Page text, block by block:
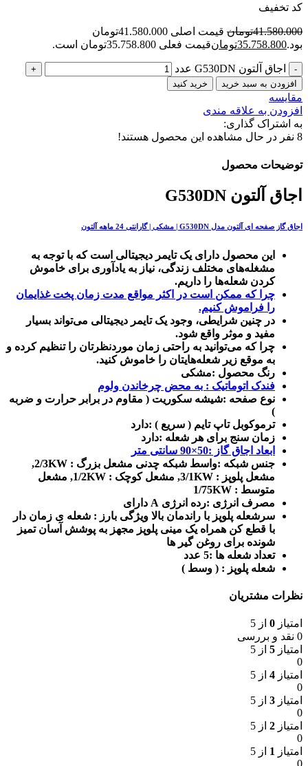
کد تخفیف
41.580.000تومان
قیمت اصلی 41.580.000تومان
بود.35.758.800تومانقیمت فعلی 35.758.800تومان است.
اجاق آلتون G530DN عدد
افزودن به سبد خرید خرید کنید
مقایسه
افزودن به علاقه مندی
به اشتراک گذاری:
8 نفر در حال مشاهده این محصول هستند!
توضیحات محصول
اجاق آلتون G530DN
اجاق گاز صفحه ای آلتون مدل G530DN | مشکی | گارانتی 24 ماهه آلتون
این محصول دارای یک تایمر دیجیتالی است که با توجه به
مشغله‌های مختلف زندگی، نیاز به یادآوری برای خاموش
کردن شعله‌ها را داریم.
چرا که ممکن است در اکثر مواقع مدت زمان پخت غذایمان
را فراموش کنیم.
در چنین شرایطی، وجود یک تایمر دیجیتالی می‌تواند بسیار
مفید و موثر واقع شود.
چرا که می‌توانید به راحتی زمان موردنظرتان را تنظیم کرده و
به موقع زیر شعله‌هایتان را خاموش کنید.
رنگ محصول :مشکی
فندک اتوماتیک : به محض چرخاندن ولوم
نوع صفحه :شیشه سکوریت ( مقاوم در برابر حرارت و ضربه
)
ترموکوبل تاپ تایم ( سریع ) :دارد
زمان سنج برای هر شعله :دارد
ابعاد اجاق گاز :50×90 سانتی متر
جنس شبکه :واسط شبکه چدنی مشعل بزرگ : 2/3KW,
مشعل پلوپز : 3/1KW, مشعل کوچک : 1/2KW, مشعل
متوسط : 1/75KW
مصرف انرژی :رده انرژی A دارای
سرشعله پلوپز با راندمان بالا ویژگی بارز : شعله ی زمان دار
با قطع کن همراه یک مینی پلوپز مجهز به پوشش آسان تمیز
شونده برای روغن گیر ها
تعداد شعله ها :5 عدد
شعله پلوپز : ( وسط )
نظرات مشتریان
امتیاز 0 از 5
0 نقد و بررسی
امتیاز 5 از 5
0
امتیاز 4 از 5
0
امتیاز 3 از 5
0
امتیاز 2 از 5
0
امتیاز 1 از 5